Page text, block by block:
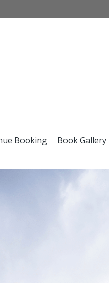
Booking Book Gallery